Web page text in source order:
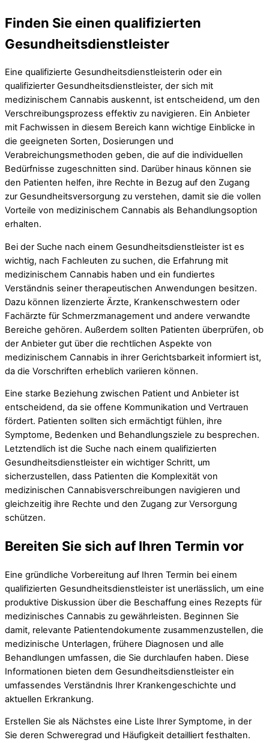
Finden Sie einen qualifizierten
Gesundheitsdienstleister
Eine qualifizierte Gesundheitsdienstleisterin oder ein
qualifizierter Gesundheitsdienstleister, der sich mit
medizinischem Cannabis auskennt, ist entscheidend, um den
Verschreibungsprozess effektiv zu navigieren. Ein Anbieter
mit Fachwissen in diesem Bereich kann wichtige Einblicke in
die geeigneten Sorten, Dosierungen und
Verabreichungsmethoden geben, die auf die individuellen
Bedürfnisse zugeschnitten sind. Darüber hinaus können sie
den Patienten helfen, ihre Rechte in Bezug auf den Zugang
zur Gesundheitsversorgung zu verstehen, damit sie die vollen
Vorteile von medizinischem Cannabis als Behandlungsoption
erhalten.
Bei der Suche nach einem Gesundheitsdienstleister ist es
wichtig, nach Fachleuten zu suchen, die Erfahrung mit
medizinischem Cannabis haben und ein fundiertes
Verständnis seiner therapeutischen Anwendungen besitzen.
Dazu können lizenzierte Ärzte, Krankenschwestern oder
Fachärzte für Schmerzmanagement und andere verwandte
Bereiche gehören. Außerdem sollten Patienten überprüfen, ob
der Anbieter gut über die rechtlichen Aspekte von
medizinischem Cannabis in ihrer Gerichtsbarkeit informiert ist,
da die Vorschriften erheblich variieren können.
Eine starke Beziehung zwischen Patient und Anbieter ist
entscheidend, da sie offene Kommunikation und Vertrauen
fördert. Patienten sollten sich ermächtigt fühlen, ihre
Symptome, Bedenken und Behandlungsziele zu besprechen.
Letztendlich ist die Suche nach einem qualifizierten
Gesundheitsdienstleister ein wichtiger Schritt, um
sicherzustellen, dass Patienten die Komplexität von
medizinischen Cannabisverschreibungen navigieren und
gleichzeitig ihre Rechte und den Zugang zur Versorgung
schützen.
Bereiten Sie sich auf Ihren Termin vor
Eine gründliche Vorbereitung auf Ihren Termin bei einem
qualifizierten Gesundheitsdienstleister ist unerlässlich, um eine
produktive Diskussion über die Beschaffung eines Rezepts für
medizinisches Cannabis zu gewährleisten. Beginnen Sie
damit, relevante Patientendokumente zusammenzustellen, die
medizinische Unterlagen, frühere Diagnosen und alle
Behandlungen umfassen, die Sie durchlaufen haben. Diese
Informationen bieten dem Gesundheitsdienstleister ein
umfassendes Verständnis Ihrer Krankengeschichte und
aktuellen Erkrankung.
Erstellen Sie als Nächstes eine Liste Ihrer Symptome, in der
Sie deren Schweregrad und Häufigkeit detailliert festhalten.